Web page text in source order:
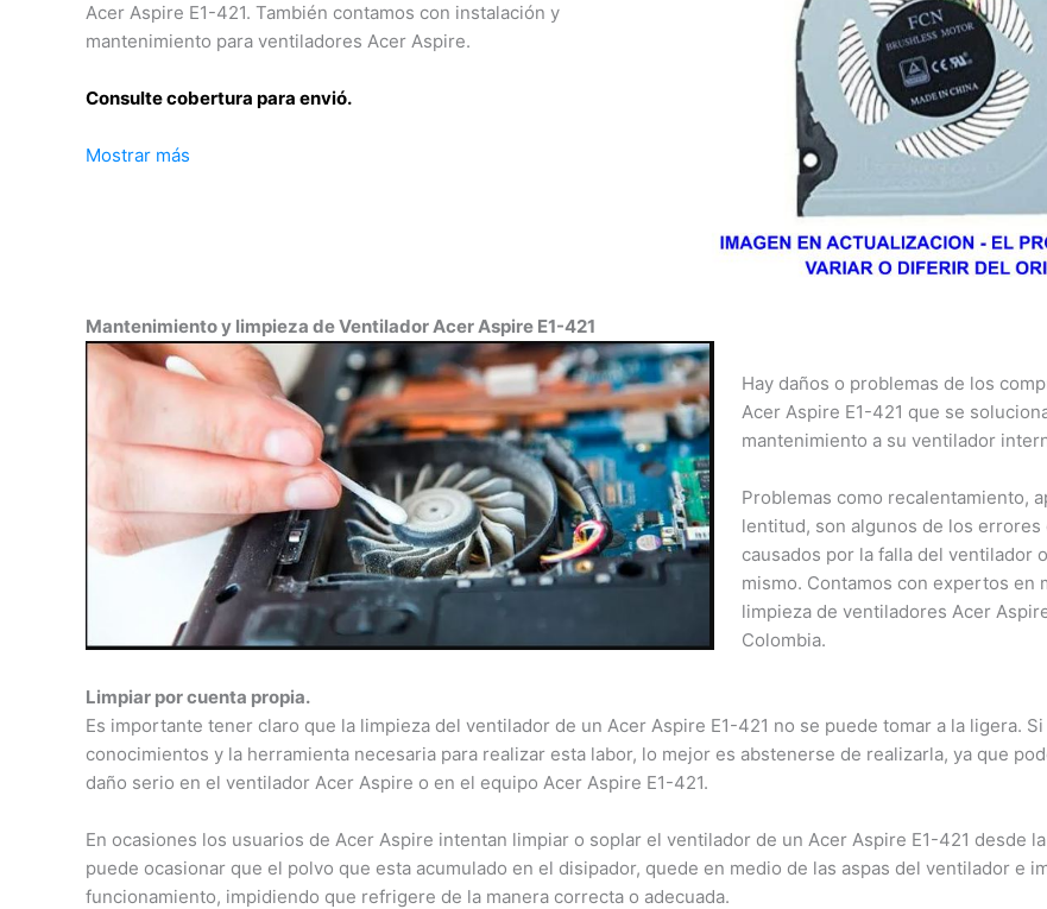
Acer Aspire E1-421. También contamos con instalación y
mantenimiento para ventiladores Acer Aspire.
Consulte cobertura para envió.
Leticia, Medellín, Arauca, Barranquilla, Cartagena, Tunja, Manizales,
Mostrar más
Mantenimiento y limpieza de Ventilador Acer Aspire E1-421
Hay daños o problemas de los
Acer Aspire E1-421 que se
mantenimiento a su ventilador
Problemas como recalentamiento,
lentitud, son algunos de los errores
causados por la falla del ventilador
mismo. Contamos con expertos en
limpieza de ventiladores Acer
Colombia.
Limpiar por cuenta propia.
Es importante tener claro que la limpieza del ventilador de un Acer Aspire E1-421 no se puede tomar a la ligera.
conocimientos y la herramienta necesaria para realizar esta labor, lo mejor es abstenerse de realizarla, ya que
daño serio en el ventilador Acer Aspire o en el equipo Acer Aspire E1-421.
En ocasiones los usuarios de Acer Aspire intentan limpiar o soplar el ventilador de un Acer Aspire E1-421 desde
puede ocasionar que el polvo que esta acumulado en el disipador, quede en medio de las aspas del ventilador e
funcionamiento, impidiendo que refrigere de la manera correcta o adecuada.
¡Hola!
¿Quieres asesoría profesional, consultar un producto o
servicio?
Aviso Importante
Informamos a todos nuestros clientes que, a partir del 1 de
abril, ya no tendremos atención los días sábados.
Agradecemos su comprensión y confianza. Estamos
comprometidos en seguir brindándoles el mejor servicio
dentro de este nuevo horario.